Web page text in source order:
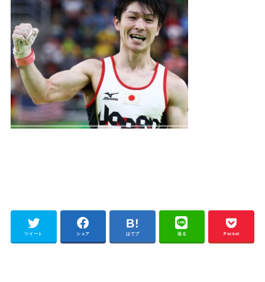
ツイート シェア はてブ 送る Pocket